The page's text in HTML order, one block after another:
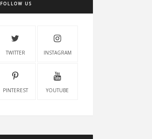
FOLLOW US
TWITTER INSTAGRAM
PINTEREST YOUTUBE